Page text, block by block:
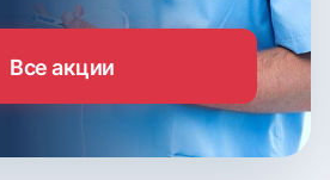
Все акции